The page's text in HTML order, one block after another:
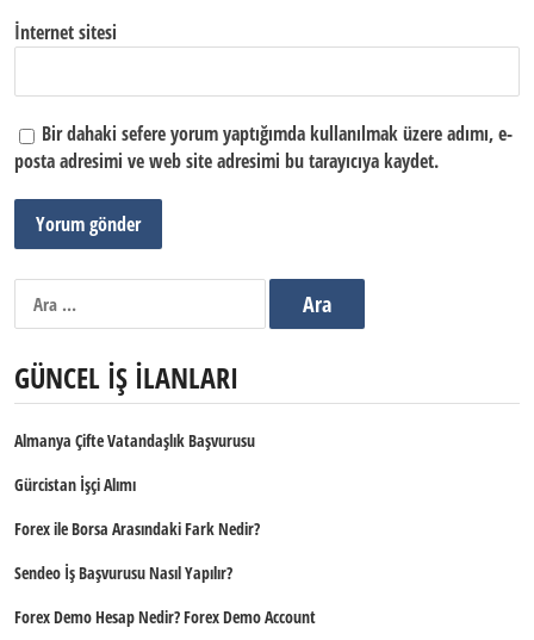
İnternet sitesi
Bir dahaki sefere yorum yaptığımda kullanılmak üzere adımı, e-
posta adresimi ve web site adresimi bu tarayıcıya kaydet.
GÜNCEL İŞ İLANLARI
Almanya Çifte Vatandaşlık Başvurusu
Gürcistan İşçi Alımı
Forex ile Borsa Arasındaki Fark Nedir?
Sendeo İş Başvurusu Nasıl Yapılır?
Forex Demo Hesap Nedir? Forex Demo Account